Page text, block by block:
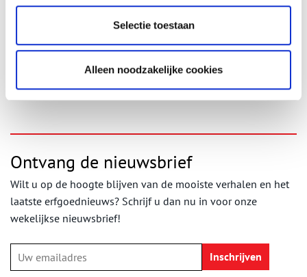
Selectie toestaan
Alleen noodzakelijke cookies
Annette Koenders, Hilversum: Architectuur en stedenbouw 185
0 -1940, Monumenten inventarisatie project, 2001.
www.echo.nl/ge-hi/buurt/redactie/793410/olympische.spelen.i
Ontvang de nieuwsbrief
Wilt u op de hoogte blijven van de mooiste verhalen en het
laatste erfgoednieuws? Schrijf u dan nu in voor onze
wekelijkse nieuwsbrief!